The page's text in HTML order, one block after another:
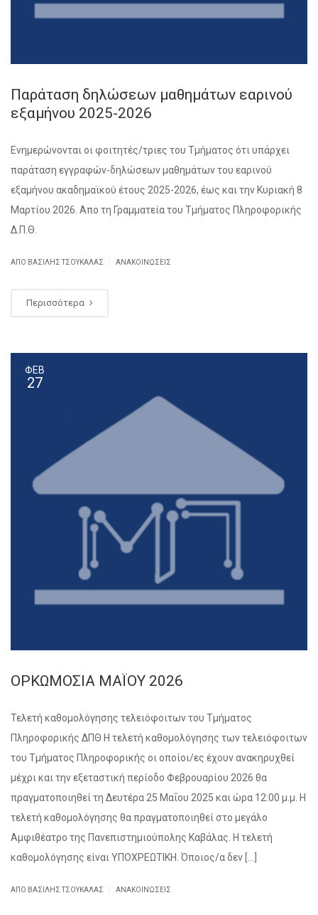
Παράταση δηλώσεων μαθημάτων εαρινού
εξαμήνου 2025-2026
Ενημερώνονται οι φοιτητές/τριες του Τμήματος ότι υπάρχει
παράταση εγγραφών-δηλώσεων μαθημάτων του εαρινού
εξαμήνου ακαδημαϊκού έτους 2025-2026, έως και την Κυριακή 8
Μαρτίου 2026. Απο τη Γραμματεία του Τμήματος Πληροφορικής
Δ.Π.Θ.
ΑΠΌ ΒΑΣΊΛΗΣ ΤΣΟΥΚΑΛΆΣ ΑΝΑΚΟΙΝΏΣΕΙΣ
Περισσότερα
ΦΕΒ
27
ΟΡΚΩΜΟΣΙΑ ΜΑΪΟΥ 2026
Τελετή καθομολόγησης τελειόφοιτων του Τμήματος
Πληροφορικής ΔΠΘ Η τελετή καθομολόγησης των τελειόφοιτων
του Τμήματος Πληροφορικής οι οποίοι/ες έχουν ανακηρυχθεί
μέχρι και την εξεταστική περίοδο Φεβρουαρίου 2026 θα
πραγματοποιηθεί τη Δευτέρα 25 Μαΐου 2025 και ώρα 12:00 μ.μ. Η
τελετή καθομολόγησης θα πραγματοποιηθεί στο μεγάλο
Αμφιθέατρο της Πανεπιστημιούπολης Καβάλας. Η τελετή
καθομολόγησης είναι ΥΠΟΧΡΕΩΤΙΚΗ. Όποιος/α δεν […]
ΑΠΌ ΒΑΣΊΛΗΣ ΤΣΟΥΚΑΛΆΣ ΑΝΑΚΟΙΝΏΣΕΙΣ